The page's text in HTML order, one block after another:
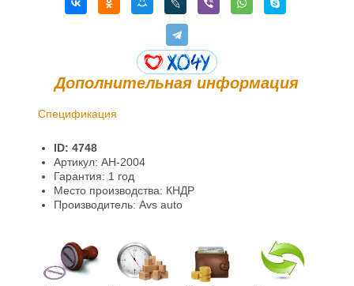
Дополнительная информация
Спецификация
Гарантии и возврат
ID: 4748
Артикул: AH-2004
Гарантия: 1 год
Место производства: КНДР
Производитель: Avs auto